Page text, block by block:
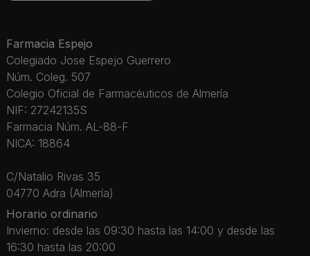
Farmacia Espejo
Colegiado Jose Espejo Guerrero
Núm. Coleg. 507
Colegio Oficial de Farmacéuticos de Almería
NIF: 27242135S
Farmacia Núm. AL-88-F
NICA: 18864
C/Natalio Rivas 35
04770 Adra (Almería)
Horario ordinario
Invierno: desde las 09:30 hasta las 14:00 y desde las
16:30 hasta las 20:00